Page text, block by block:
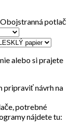
Obojstranná potlač
alebo si prajete
pripraviť návrh na
potrebné
nájdete tu: